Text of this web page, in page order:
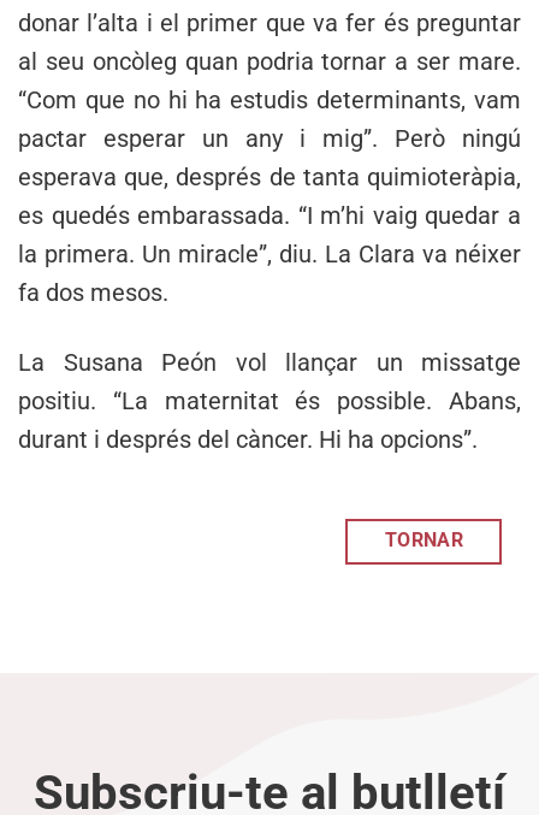
donar l’alta i el primer que va fer és preguntar
al seu oncòleg quan podria tornar a ser mare.
“Com que no hi ha estudis determinants, vam
pactar esperar un any i mig”. Però ningú
esperava que, després de tanta quimioteràpia,
es quedés embarassada. “I m’hi vaig quedar a
la primera. Un miracle”, diu. La Clara va néixer
fa dos mesos.
La Susana Peón vol llançar un missatge
positiu. “La maternitat és possible. Abans,
durant i després del càncer. Hi ha opcions”.
TORNAR
Subscriu-te al butlletí